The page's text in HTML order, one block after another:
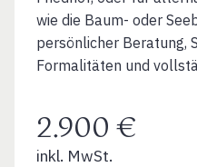
wie die Baum- oder
persönlicher Beratung,
Formalitäten und
2.900 €
inkl. MwSt.